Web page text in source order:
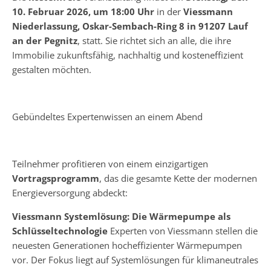
10. Februar 2026, um 18:00 Uhr in der Viessmann
Niederlassung, Oskar-Sembach-Ring 8 in 91207 Lauf
an der Pegnitz, statt. Sie richtet sich an alle, die ihre
Immobilie zukunftsfähig, nachhaltig und kosteneffizient
gestalten möchten.
Gebündeltes Expertenwissen an einem Abend
Teilnehmer profitieren von einem einzigartigen
Vortragsprogramm, das die gesamte Kette der modernen
Energieversorgung abdeckt:
Viessmann Systemlösung: Die Wärmepumpe als
Schlüsseltechnologie Experten von Viessmann stellen die
neuesten Generationen hocheffizienter Wärmepumpen
vor. Der Fokus liegt auf Systemlösungen für klimaneutrales